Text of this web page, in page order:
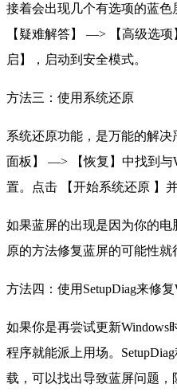
接着会出现几个有选项的蓝
【疑难解答】 —> 【高级选
启】，启动到安全模式。
方法三：使用系统还原
系统还原功能，是万能的解
面板】 —> 【恢复】中找到与
置。点击 【开始系统还原 】
如果蓝屏的出现是因为你的
原的方法修复蓝屏的可能性就
方法四：使用SetupDiag来修
如果你是再尝试更新Windows
程序就能派上用场。
载，可以找出导致蓝屏问题，